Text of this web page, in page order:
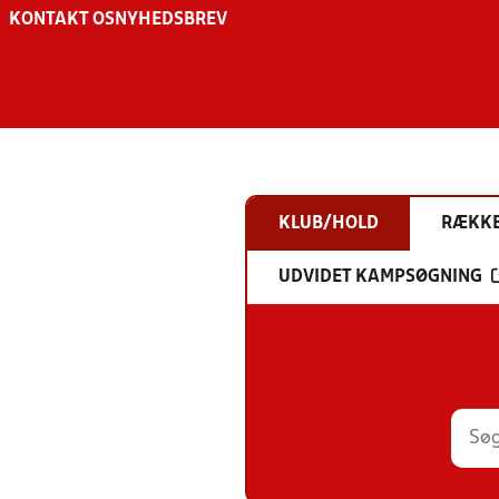
KONTAKT OS NYHEDSBREV
KLUB/HOLD
UDVIDET KAMPSØGNING